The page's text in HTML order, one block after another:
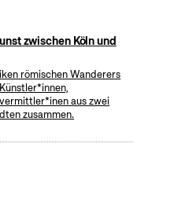
zwischen Köln und
römischen Wanderers
aus zwei
zusammen.